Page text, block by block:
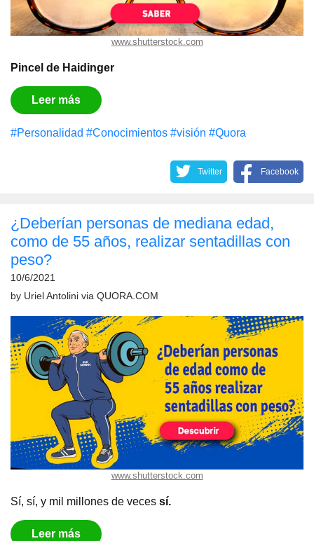
www.shutterstock.com
Pincel de Haidinger
Leer más
#Personalidad #Conocimientos #visión #Quora
Twitter Facebook
¿Deberían personas de mediana edad,
como de 55 años, realizar sentadillas con
peso?
10/6/2021
by Uriel Antolini via QUORA.COM
www.shutterstock.com
Sí, sí, y mil millones de veces sí.
Leer más